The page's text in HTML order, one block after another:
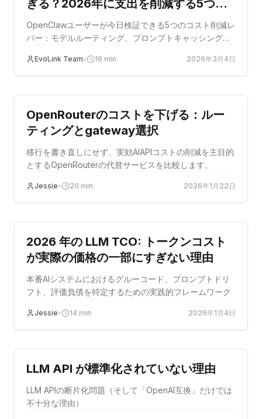
ぎる？2026年に支出を削減する5つの
検証済み方法
OpenClawユーザーが今日検証できる5つのコスト削減レ
バー：モデルルーティング、プロンプトキャッシング、
表の比較。
EvoLink Team• 16 min 2026年3月4日
コストの最適化
OpenRouterのコストを下げる：ルー
ティングとgateway選択
移行を書き直しにせず、実効AIAPIコストの削減を主目的
とするOpenRouterの代替サービスを比較します。
Jessie• 20 min 2026年1月22日
コストの最適化
2026 年の LLM TCO: トークンコスト
が実際の価格の一部にすぎない理由
本番AIシステムにおけるグルーコード、プロンプトドリ
フト、評価負債を特定するための実践的フレームワーク
Jessie• 14 min 2026年1月4日
コストの最適化
LLM API が標準化されていない理由
LLM APIの断片化問題（そして「OpenAI互換」だけでは
不十分な理由）